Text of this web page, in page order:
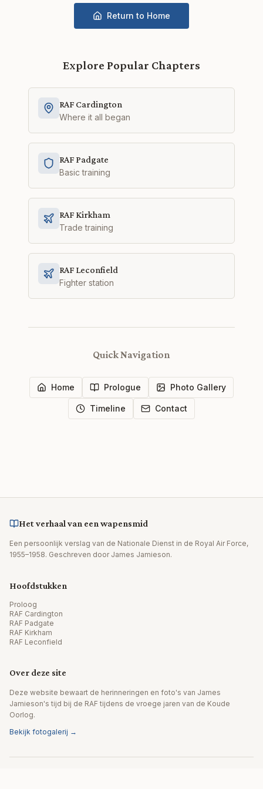
Return to Home
Explore Popular Chapters
RAF Cardington
Where it all began
RAF Padgate
Basic training
RAF Kirkham
Trade training
RAF Leconfield
Fighter station
Quick Navigation
Home Prologue Photo Gallery
Timeline Contact
Het verhaal van een wapensmid
Een persoonlijk verslag van de Nationale Dienst in de Royal Air Force,
1955–1958. Geschreven door James Jamieson.
Hoofdstukken
Proloog
RAF Cardington
RAF Padgate
RAF Kirkham
RAF Leconfield
Over deze site
Deze website bewaart de herinneringen en foto's van James
Jamieson's tijd bij de RAF tijdens de vroege jaren van de Koude
Oorlog.
Bekijk fotogalerij →